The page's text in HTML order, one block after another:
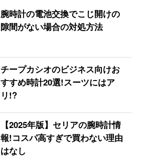
腕時計の電池交換でこじ開けの
隙間がない場合の対処方法
チープカシオのビジネス向けお
すすめ時計20選!スーツにはア
リ!?
【2025年版】セリアの腕時計情
報!コスパ高すぎで買わない理由
はなし